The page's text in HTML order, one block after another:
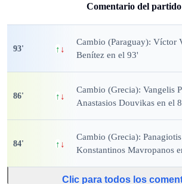
Comentario del partido
93' ↑ ↓
Cambio (Paraguay): Víctor
Benítez en el 93'
86' ↑ ↓
Cambio (Grecia): Vangelis
Anastasios Douvikas en el
84' ↑ ↓
Cambio (Grecia):
Konstantinos Mavropanos
Clic para todos los